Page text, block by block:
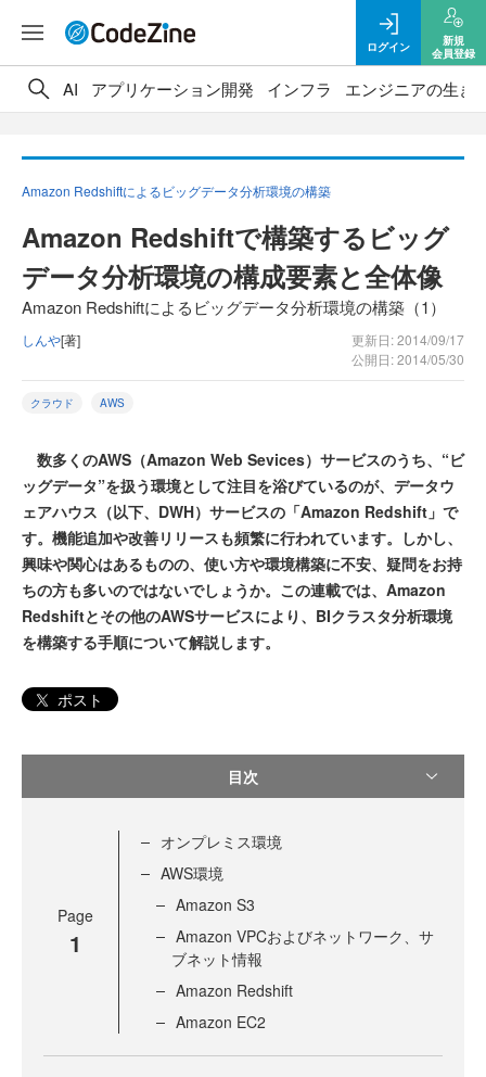
ログイン
新規
会員登録
AI アプリケーション開発 インフラ エンジニアの生き
Amazon Redshiftによるビッグデータ分析環境の構築
Amazon Redshiftで構築するビッグ
データ分析環境の構成要素と全体像
Amazon Redshiftによるビッグデータ分析環境の構築（1）
しんや[著]
更新日: 2014/09/17
公開日: 2014/05/30
クラウド AWS
数多くのAWS（Amazon Web Sevices）サービスのうち、“ビ
ッグデータ”を扱う環境として注目を浴びているのが、データウ
ェアハウス（以下、DWH）サービスの「Amazon Redshift」で
す。機能追加や改善リリースも頻繁に行われています。しかし、
興味や関心はあるものの、使い方や環境構築に不安、疑問をお持
ちの方も多いのではないでしょうか。この連載では、Amazon
Redshiftとその他のAWSサービスにより、BIクラスタ分析環境
を構築する手順について解説します。
ポスト
目次
Page
1
オンプレミス環境
AWS環境
Amazon S3
Amazon VPCおよびネットワーク、サ
ブネット情報
Amazon Redshift
Amazon EC2